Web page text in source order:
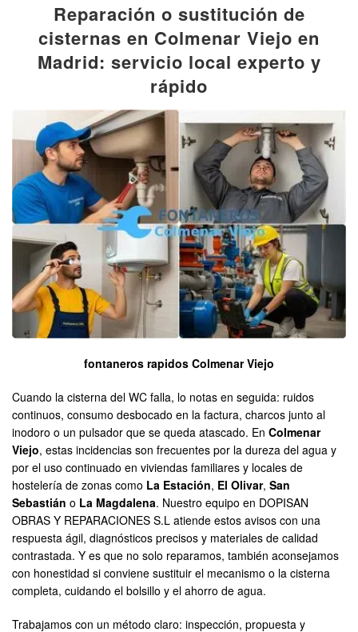
Reparación o sustitución de
cisternas en Colmenar Viejo en
Madrid: servicio local experto y
rápido
fontaneros rapidos Colmenar Viejo
Cuando la cisterna del WC falla, lo notas en seguida: ruidos
continuos, consumo desbocado en la factura, charcos junto al
inodoro o un pulsador que se queda atascado. En Colmenar
Viejo, estas incidencias son frecuentes por la dureza del agua y
por el uso continuado en viviendas familiares y locales de
hostelería de zonas como La Estación, El Olivar, San
Sebastián o La Magdalena. Nuestro equipo en DOPISAN
OBRAS Y REPARACIONES S.L atiende estos avisos con una
respuesta ágil, diagnósticos precisos y materiales de calidad
contrastada. Y es que no solo reparamos, también aconsejamos
con honestidad si conviene sustituir el mecanismo o la cisterna
completa, cuidando el bolsillo y el ahorro de agua.
Trabajamos con un método claro: inspección, propuesta y